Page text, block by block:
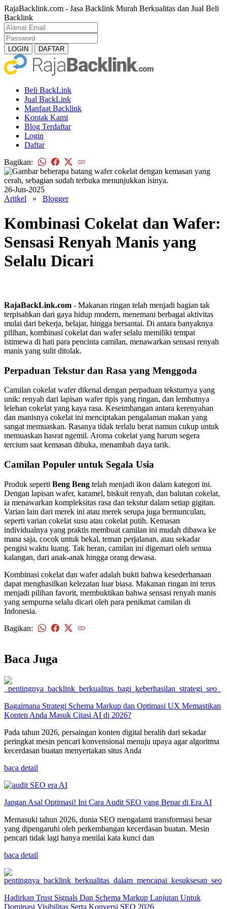
RajaBacklink.com - Jasa Backlink Murah Berkualitas dan Jual Beli
Backlink
Beli BackLink
Jual BackLink
Manfaat Backlink
Kontak Kami
Blog Terdaftar
Login
Daftar
Bagikan:
26-Jun-2025
Artikel » Blogger
Kombinasi Cokelat dan Wafer:
Sensasi Renyah Manis yang
Selalu Dicari
RajaBackLink.com - Makanan ringan telah menjadi bagian tak
terpisahkan dari gaya hidup modern, menemani berbagai aktivitas
mulai dari bekerja, belajar, hingga bersantai. Di antara banyaknya
pilihan, kombinasi cokelat dan wafer selalu memiliki tempat
istimewa di hati para pencinta camilan, menawarkan sensasi renyah
manis yang sulit ditolak.
Perpaduan Tekstur dan Rasa yang Menggoda
Camilan cokelat wafer dikenal dengan perpaduan teksturnya yang
unik: renyah dari lapisan wafer tipis yang ringan, dan lembutnya
lelehan cokelat yang kaya rasa. Keseimbangan antara kerenyahan
dan manisnya cokelat ini menciptakan pengalaman makan yang
sangat memuaskan. Rasanya tidak terlalu berat namun cukup untuk
memuaskan hasrat ngemil. Aroma cokelat yang harum segera
tercium saat kemasan dibuka, menambah daya tarik.
Camilan Populer untuk Segala Usia
Produk seperti Beng Beng telah menjadi ikon dalam kategori ini.
Dengan lapisan wafer, karamel, biskuit renyah, dan balutan cokelat,
ia menawarkan kompleksitas rasa dan tekstur dalam setiap gigitan.
Varian lain dari merek ini atau merek serupa juga bermunculan,
seperti varian cokelat susu atau cokelat putih. Kemasan
individualnya yang praktis membuat camilan ini mudah dibawa ke
mana saja, cocok untuk bekal, teman perjalanan, atau sekadar
pengisi waktu luang. Tak heran, camilan ini digemari oleh semua
kalangan, dari anak-anak hingga orang dewasa.
Kombinasi cokelat dan wafer adalah bukti bahwa kesederhanaan
dapat menghasilkan kelezatan luar biasa. Makanan ringan ini terus
menjadi pilihan favorit, membuktikan bahwa sensasi renyah manis
yang sempurna selalu dicari oleh para penikmat camilan di
Indonesia.
Bagikan:
Baca Juga
Bagaimana Strategi Schema Markup dan Optimasi UX Memastikan
Konten Anda Masuk Citasi AI di 2026?
Pada tahun 2026, persaingan konten digital beralih dari sekadar
peringkat mesin pencari konvensional menuju upaya agar algoritma
kecerdasan buatan menyertakan situs Anda
baca detail
Jangan Asal Optimasi! Ini Cara Audit SEO yang Benar di Era AI
Memasuki tahun 2026, dunia SEO mengalami transformasi besar
yang dipengaruhi oleh perkembangan kecerdasan buatan. Mesin
pencari tidak lagi hanya menilai kata kunci dan
baca detail
Hadirkan Trust Signals Dan Schema Markup Lanjutan Untuk
Dominasi Visibilitas Serta Konversi SEO 2026